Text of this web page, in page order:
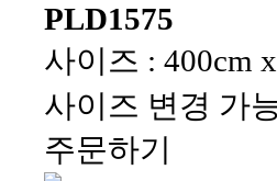
PLD1575
사이즈 : 400cm
사이즈 변경 가
주문하기